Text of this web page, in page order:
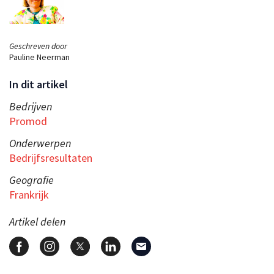
Geschreven door
Pauline Neerman
In dit artikel
Bedrijven
Promod
Onderwerpen
Bedrijfsresultaten
Geografie
Frankrijk
Artikel delen